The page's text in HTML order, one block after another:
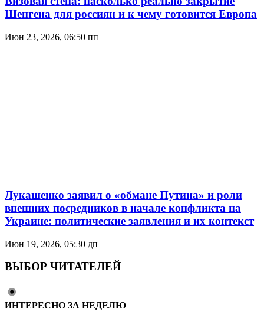
Шенгена для россиян и к чему готовится Европа
Июн 23, 2026, 06:50 пп
Лукашенко заявил о «обмане Путина» и роли
внешних посредников в начале конфликта на
Украине: политические заявления и их контекст
Июн 19, 2026, 05:30 дп
ВЫБОР ЧИТАТЕЛЕЙ
ИНТЕРЕСНО ЗА НЕДЕЛЮ